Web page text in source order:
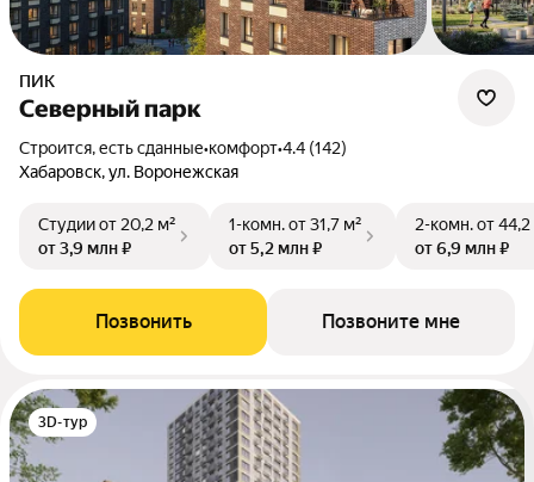
ПИК
Северный парк
Строится, есть сданные•комфорт•4.4 (142)
Хабаровск, ул. Воронежская
Студииот 20,2 м²
от 3,9 млн ₽
1-комн.от 31,7 м²
от 5,2 млн ₽
2-комн.от 44,2
от 6,9 млн ₽
Позвонить Позвоните мне
3D-тур